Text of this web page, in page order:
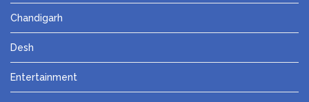
Chandigarh
Desh
Entertainment